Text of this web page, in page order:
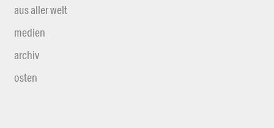
aus aller welt
medien
archiv
osten